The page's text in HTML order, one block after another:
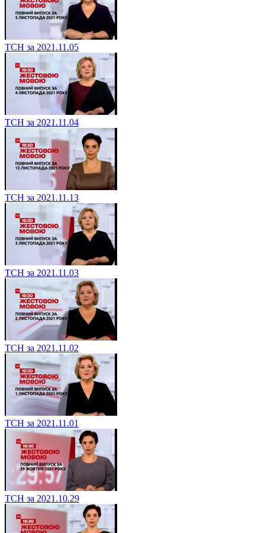
ТСН за 2021.11.05
ТСН за 2021.11.04
ТСН за 2021.11.13
ТСН за 2021.11.03
ТСН за 2021.11.02
ТСН за 2021.11.01
ТСН за 2021.10.29